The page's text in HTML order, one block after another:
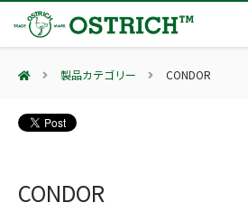
製品カテゴリー
輸血保冷庫
(Bear Avoidance)
夏季休業のお知らせ
会社案内
製品カテゴリー CONDOR
CONDOR